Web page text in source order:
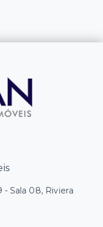
Sala 08, Riviera